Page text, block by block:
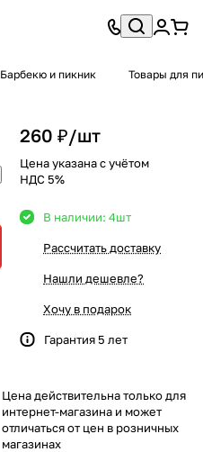
Барбекю и пикник Товары для
260 ₽/шт
Цена указана с учётом
НДС 5%
В наличии: 4шт
Рассчитать доставку
Нашли дешевле?
Хочу в подарок
Гарантия 5 лет
Цена действительна только для
интернет-магазина и может
отличаться от цен в розничных
магазинах